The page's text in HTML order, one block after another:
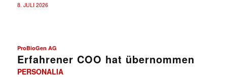
8. JULI 2026
ProBioGen AG
Erfahrener COO hat übernommen
PERSONALIA